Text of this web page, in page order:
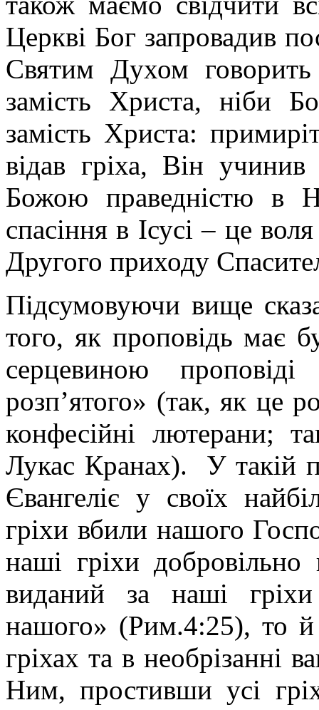
Церкві Бог запровадив
Святим Духом
замість Христа, ніби
замість Христа:
відав гріха, Він
Божою праведністю в
спасіння в Ісусі – це
Другого приходу
Підсумовуючи вище
того, як проповідь має
серцевиною
розп’ятого» (так, як це
конфесійні лютерани;
Лукас Кранах). У такій
Євангеліє у своїх
гріхи вбили нашого
наші гріхи
виданий за наші
нашого» (Рим.4:25), то
гріхах та в необрізанні
Ним, простивши усі